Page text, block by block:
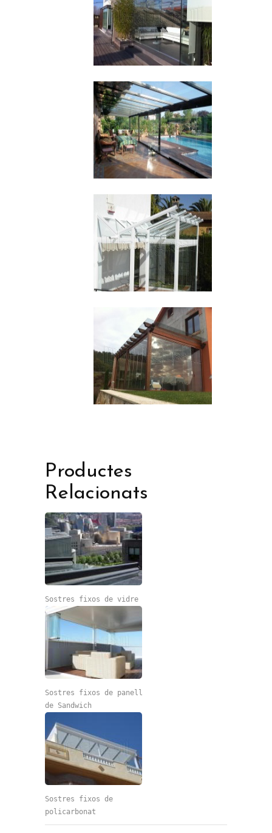
Productes
Relacionats
Sostres fixos de vidre
Sostres fixos de panell
de Sandwich
Sostres fixos de
policarbonat